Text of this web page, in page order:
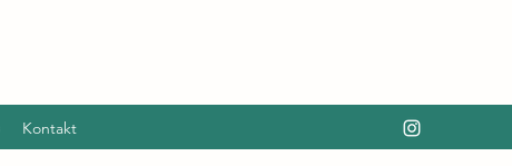
Kontakt